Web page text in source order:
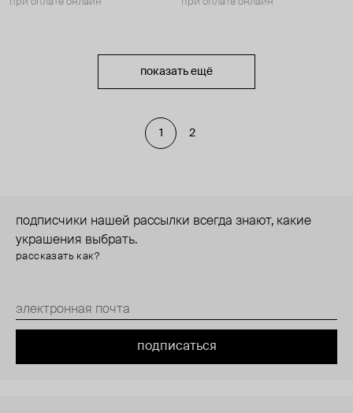
показать ещё
1 2
подписчики нашей рассылки всегда знают, какие
украшения выбрать.
рассказать как?
подписаться